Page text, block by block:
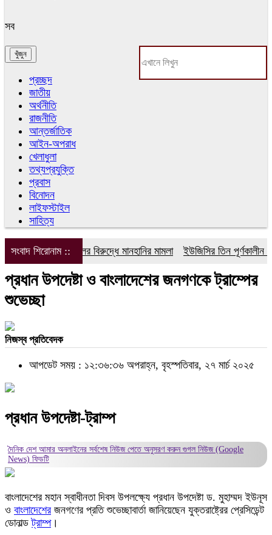
সব
প্রচ্ছদ
জাতীয়
অর্থনীতি
রাজনীতি
আন্তর্জাতিক
আইন-অপরাধ
খেলাধুলা
তথ্যপ্রযুক্তি
প্রবাস
বিনোদন
লাইফস্টাইল
সাহিত্য
সংবাদ শিরোনাম ::ডিপজলের বিরুদ্ধে মানহানির মামলা ইউজিসির তিন পূর্ণকালীন
প্রধান উপদেষ্টা ও বাংলাদেশের জনগণকে ট্রাম্পের
শুভেচ্ছা
নিজস্ব প্রতিবেদক
আপডেট সময় : ১২:৩৬:৩৬ অপরাহ্ন, বৃহস্পতিবার, ২৭ মার্চ ২০২৫
প্রধান উপদেষ্টা-ট্রাম্প
দৈনিক দেশ আমার অনলাইনের সর্বশেষ নিউজ পেতে অনুসরণ করুন গুগল নিউজ (Google
News) ফিডটি
বাংলাদেশের মহান স্বাধীনতা দিবস উপলক্ষ্যে প্রধান উপদেষ্টা ড. মুহাম্মদ ইউনূস
ও বাংলাদেশেরজনগণের প্রতি শুভেচ্ছাবার্তা জানিয়েছেন যুক্তরাষ্ট্রের প্রেসিডেন্ট
ডোনাল্ডট্রাম্প।